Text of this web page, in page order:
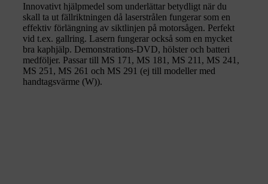
Innovativt hjälpmedel som underlättar betydligt när du
skall ta ut fällriktningen då laserstrålen fungerar som en
effektiv förlängning av siktlinjen på motorsågen. Perfekt
vid t.ex. gallring. Lasern fungerar också som en mycket
bra kaphjälp. Demonstrations-DVD, hölster och batteri
medföljer. Passar till MS 171, MS 181, MS 211, MS 241,
MS 251, MS 261 och MS 291 (ej till modeller med
handtagsvärme (W)).